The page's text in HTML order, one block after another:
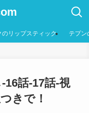
のリップスティック テプン
16話-17話-視
きで！